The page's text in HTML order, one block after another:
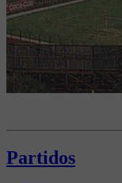
Partidos